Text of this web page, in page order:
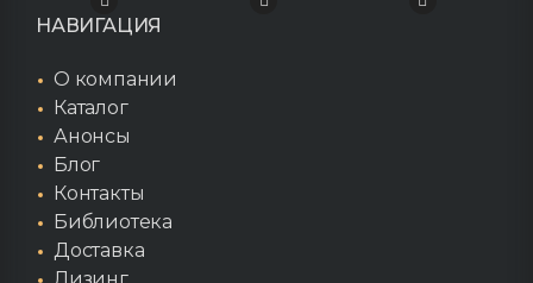
НАВИГАЦИЯ
О компании
Каталог
Анонсы
Блог
Контакты
Библиотека
Доставка